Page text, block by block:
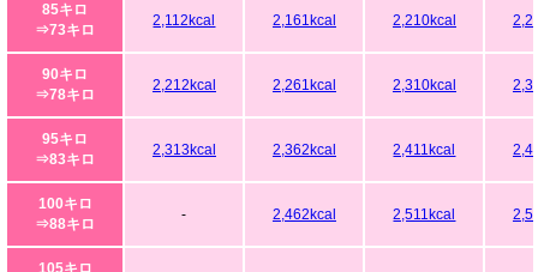
85キロ
⇒73キロ
2,112kcal 2,161kcal 2,210kcal
90キロ
⇒78キロ
2,212kcal 2,261kcal 2,310kcal
95キロ
⇒83キロ
2,313kcal 2,362kcal 2,411kcal
100キロ
⇒88キロ
- 2,462kcal 2,511kcal